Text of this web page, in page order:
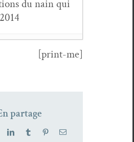
du nain qui
Jacques Lacar­
du pays fer­tile
6 mars 2026
[print-me]
partage
LinkedInTumblr PinterestEmail